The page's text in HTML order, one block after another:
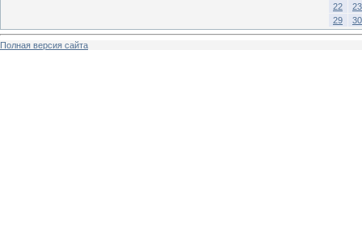
22
23
29
30
Полная версия сайта